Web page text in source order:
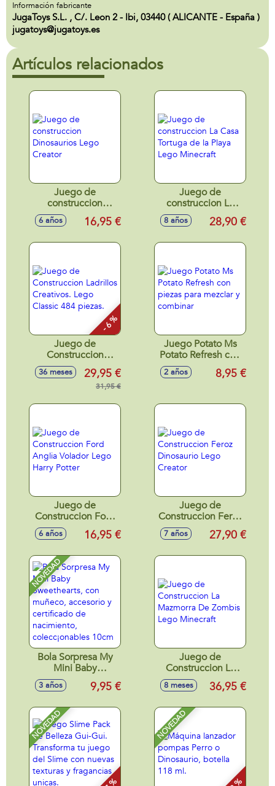
Información fabricante
JugaToys S.L. , C/. Leon 2 - Ibi, 03440 ( ALICANTE - España )
jugatoys@jugatoys.es
Artículos relacionados
Juego de
construccion
Dinosaurios Lego
Creator
6 años 16,95 €
Juego de
construccion La
Casa Tortuga de la
Playa Lego
8 años 28,90 €
- 6 %
Juego de
Construccion
Ladrillos Creativos.
Lego Classic 484
36 meses 29,95 €
31,95 €
Juego Potato Ms
Potato Refresh con
piezas para mezclar
y combinar
2 años 8,95 €
Juego de
Construccion Ford
Anglia Volador
Lego Harry Potter
6 años 16,95 €
Juego de
Construccion Feroz
Dinosaurio Lego
Creator
7 años 27,90 €
NOVEDAD
Bola Sorpresa My
Mini Baby
Sweethearts, con
muñeco, accesorio
nacimiento,
colecc¡onables
10cm
3 años 9,95 €
Juego de
Construccion La
Mazmorra De
Zombis Lego
8 meses 36,95 €
NOVEDAD NOVEDAD